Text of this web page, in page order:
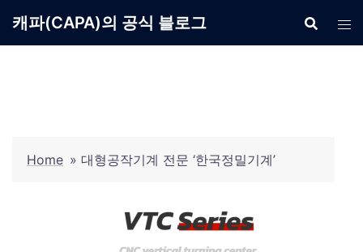
캐파(CAPA)의 공식 블로그
Home » 대형공작기계 전문 ‘한국정밀기계’